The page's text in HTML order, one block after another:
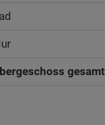
gesamt